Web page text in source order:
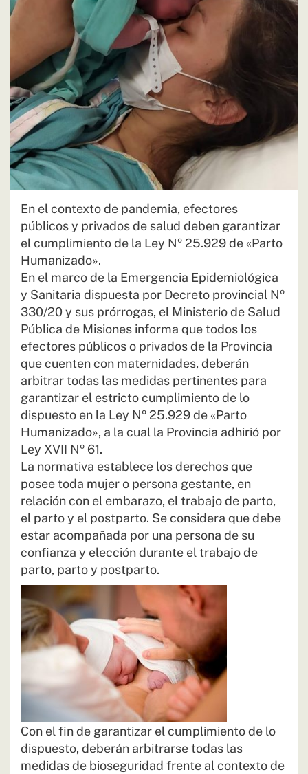
En el contexto de pandemia, efectores
públicos y privados de salud deben garantizar
el cumplimiento de la Ley Nº 25.929 de «Parto
Humanizado».
En el marco de la Emergencia Epidemiológica
y Sanitaria dispuesta por Decreto provincial Nº
330/20 y sus prórrogas, el Ministerio de Salud
Pública de Misiones informa que todos los
efectores públicos o privados de la Provincia
que cuenten con maternidades, deberán
arbitrar todas las medidas pertinentes para
garantizar el estricto cumplimiento de lo
dispuesto en la Ley Nº 25.929 de «Parto
Humanizado», a la cual la Provincia adhirió por
Ley XVII Nº 61.
La normativa establece los derechos que
posee toda mujer o persona gestante, en
relación con el embarazo, el trabajo de parto,
el parto y el postparto. Se considera que debe
estar acompañada por una persona de su
confianza y elección durante el trabajo de
parto, parto y postparto.
Con el fin de garantizar el cumplimiento de lo
dispuesto, deberán arbitrarse todas las
medidas de bioseguridad frente al contexto de